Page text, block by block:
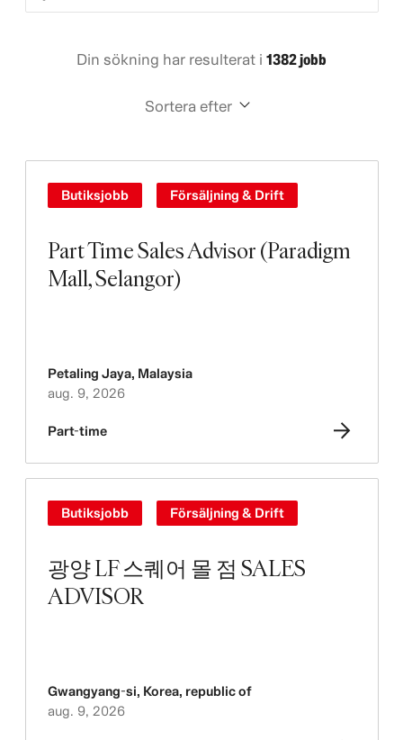
Din sökning har resulterat i 1382 jobb
Sortera efter
Part Time Sales Advisor (Paradigm
Mall, Selangor)
Butiksjobb Försäljning & Drift
Petaling Jaya, Malaysia
aug. 9, 2026
Part-time
광양 LF 스퀘어 몰 점 SALES
ADVISOR
Butiksjobb Försäljning & Drift
Gwangyang-si, Korea, republic of
aug. 9, 2026